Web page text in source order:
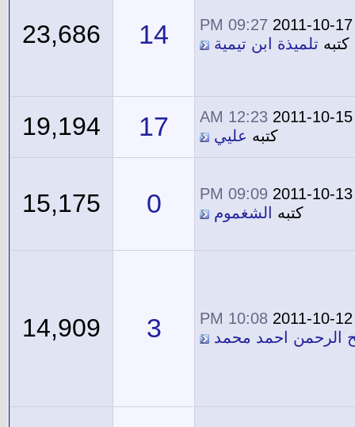
2011-10-17
09:27 PM
كتبه تلميذة ابن تيمية 14
23,686
2011-10-15
12:23 AM
كتبه عليي 17
19,194
2011-10-13
09:09 PM
كتبه
الشغموم 0
15,175
2011-10-12
10:08 PM
الرحمن احمد محمد
3
14,909